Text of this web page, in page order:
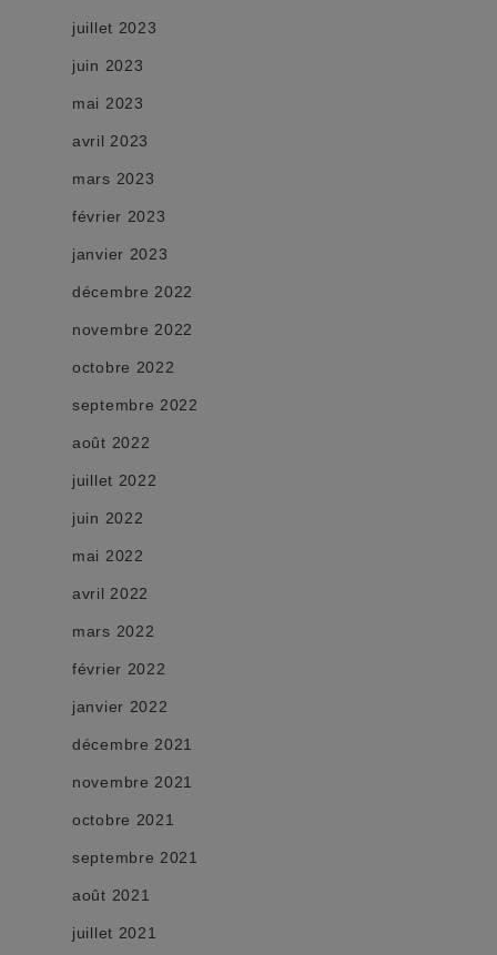
juillet 2023
juin 2023
mai 2023
avril 2023
mars 2023
février 2023
janvier 2023
décembre 2022
novembre 2022
octobre 2022
septembre 2022
août 2022
juillet 2022
juin 2022
mai 2022
avril 2022
mars 2022
février 2022
janvier 2022
décembre 2021
novembre 2021
octobre 2021
septembre 2021
août 2021
juillet 2021